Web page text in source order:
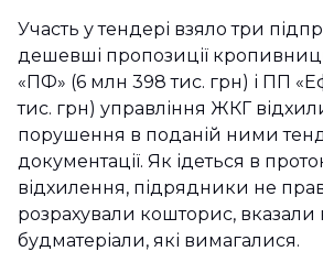
Участь у тендері взяло три
дешевші пропозиції
«ПФ» (6 млн 398 тис. грн) і ПП
тис. грн) управління ЖКГ
порушення в поданій ними
документації. Як ідеться в
відхилення, підрядники не
розрахували кошторис, вказали
будматеріали, які вимагалися.